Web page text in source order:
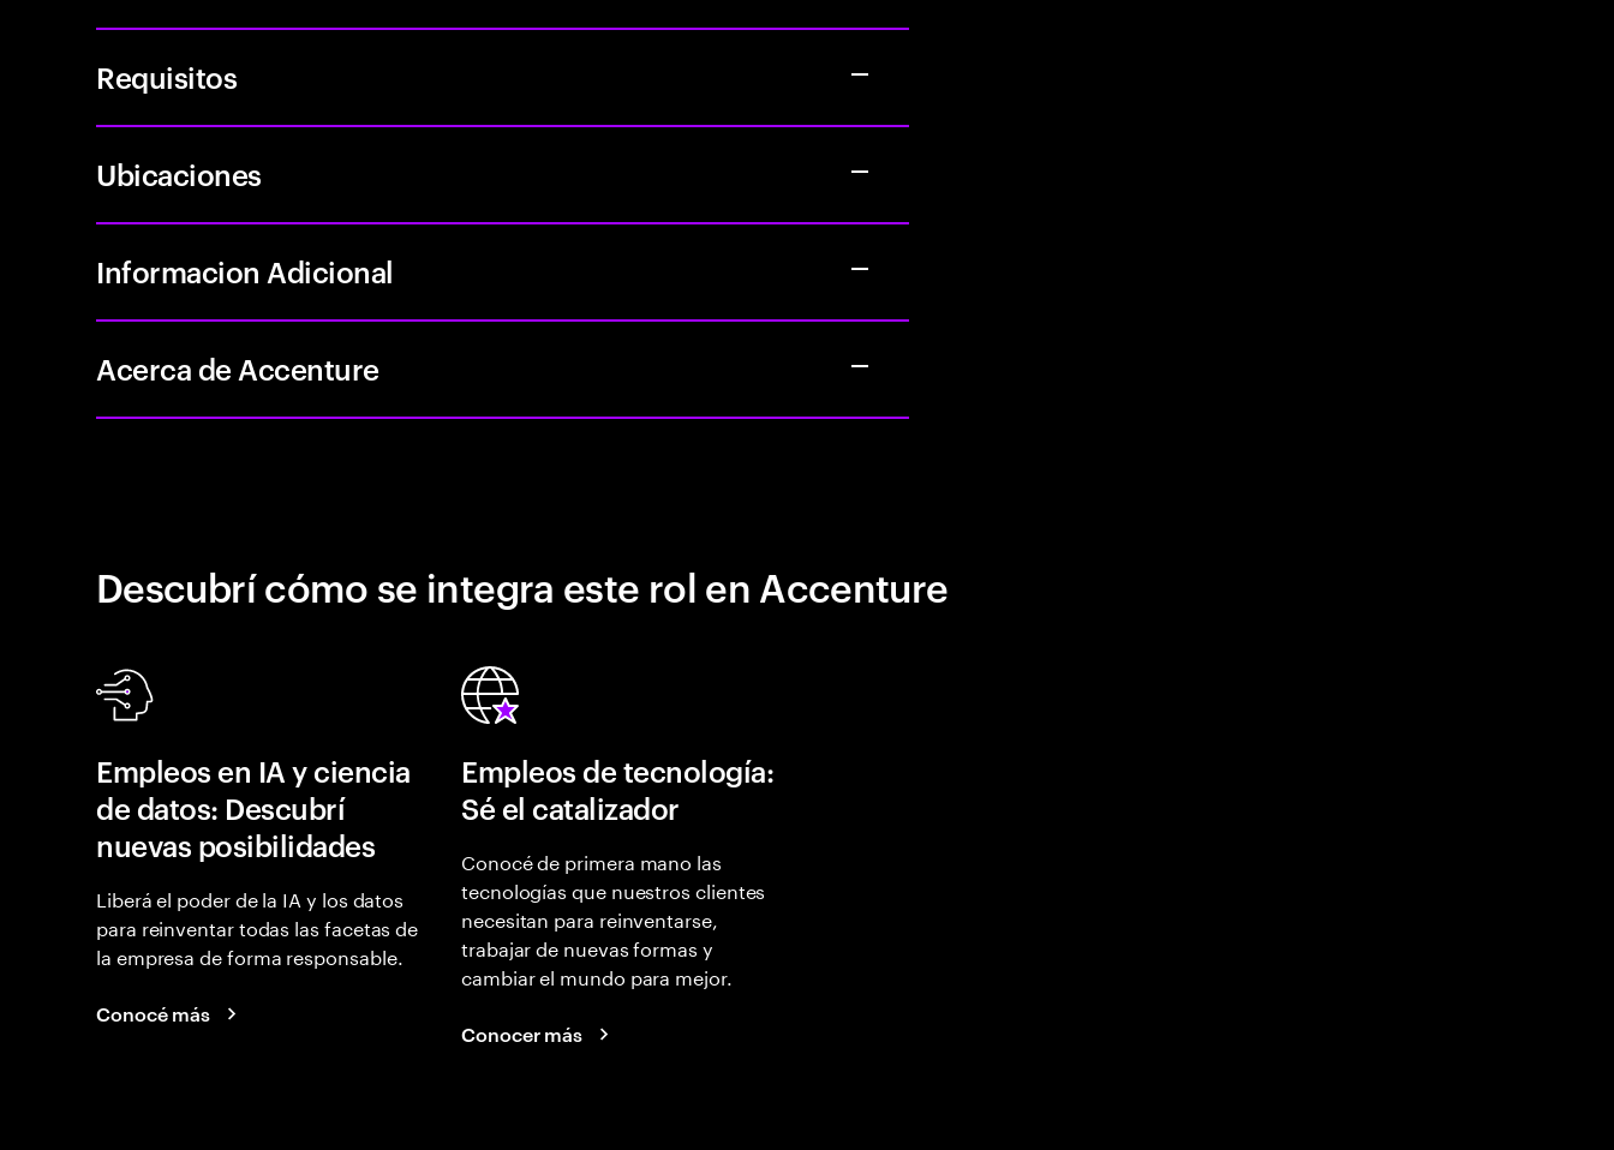
Requisitos
Ubicaciones
Informacion Adicional
Acerca de Accenture
Descubrí cómo se integra este rol en Accenture
Empleos en IA y ciencia
de datos: Descubrí
nuevas posibilidades
Liberá el poder de la IA y los datos
para reinventar todas las facetas de
la empresa de forma responsable.
Conocé más
Empleos de tecnología:
Sé el catalizador
Conocé de primera mano las
tecnologías que nuestros clientes
necesitan para reinventarse,
trabajar de nuevas formas y
cambiar el mundo para mejor.
Conocer más